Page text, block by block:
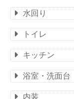
水回り
トイレ
キッチン
浴室・洗面台
内装